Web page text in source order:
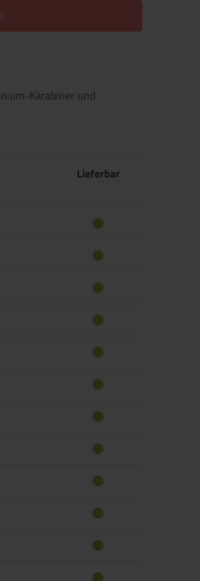
Karabiner und
Lieferbar